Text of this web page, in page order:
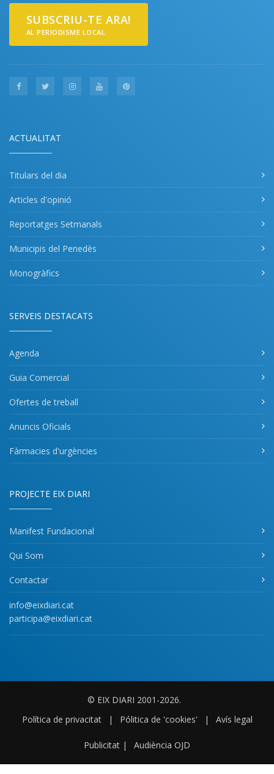
SUBSCRIU-TE ARA!
AL PERIODISME LOCAL
ACTUALITAT
Titulars del dia
Articles d'opinió
Reportatges Setmanals
Municipis del Penedès
Monogràfics
SERVEIS DESTACATS
Agenda
Guia Comercial
Ofertes de treball
Anuncis Oficials
Fàrmacies d'urgències
PROJECTE EIX DIARI
Manifest Fundacional
Qui Som
Contactar
info@eixdiari.cat
participa@eixdiari.cat
© EIX DIARI 2001-2026.
Política de privacitat
| Pólitica de 'cookies' | Avís legal
Publicitat | Audiència OJD